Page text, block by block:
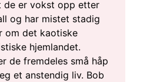
de er vokst opp etter
og har mistet stadig
om det kaotiske
hjemlandet.
de fremdeles små håp
et anstendig liv. Bob